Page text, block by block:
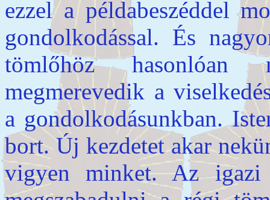
ezzel a példabeszéddel
gondolkodással. És
tömlőhöz hasonlóan
megmerevedik a
a gondolkodásunkban.
bort. Új kezdetet akar
vigyen minket. Az igazi